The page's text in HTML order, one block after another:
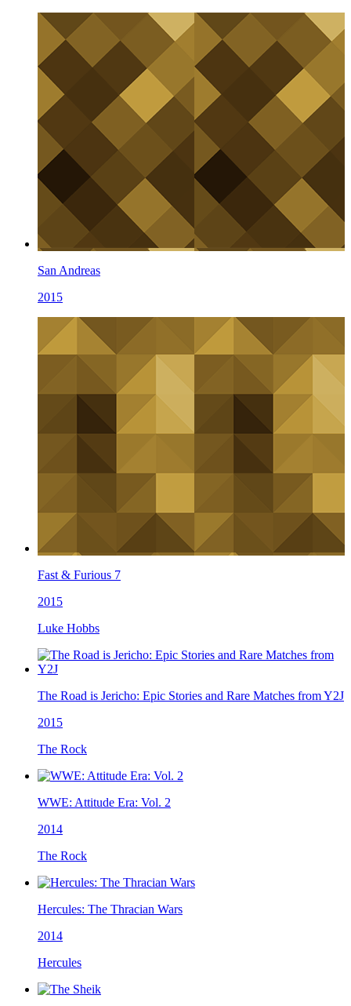
San Andreas
2015
Fast & Furious 7
2015
Luke Hobbs
The Road is Jericho: Epic Stories and Rare Matches from Y2J
2015
The Rock
WWE: Attitude Era: Vol. 2
2014
The Rock
Hercules: The Thracian Wars
2014
Hercules